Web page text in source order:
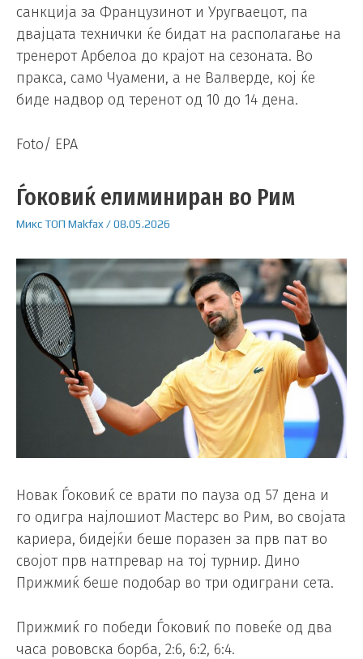
санкција за Французинот и Уругваецот, па
двајцата технички ќе бидат на располагање на
тренерот Арбелоа до крајот на сезоната. Во
пракса, само Чуамени, а не Валверде, кој ќе
биде надвор од теренот од 10 до 14 дена.
Foto/ EPA
Ѓоковиќ елиминиран во Рим
МиксТОП Makfax /08.05.2026
Новак Ѓоковиќ се врати по пауза од 57 дена и
го одигра најлошиот Мастерс во Рим, во својата
кариера, бидејќи беше поразен за прв пат во
својот прв натпревар на тој турнир. Дино
Прижмиќ беше подобар во три одиграни сета.
Прижмиќ го победи Ѓоковиќ по повеќе од два
часа рововска борба, 2:6, 6:2, 6:4.